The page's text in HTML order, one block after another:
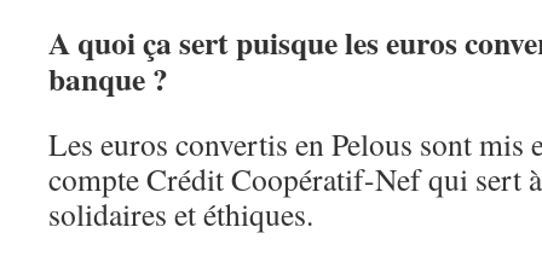
A quoi ça sert puisque les euros
banque ?
Les euros convertis en Pelous sont mis
compte Crédit Coopératif-Nef qui sert
solidaires et éthiques.